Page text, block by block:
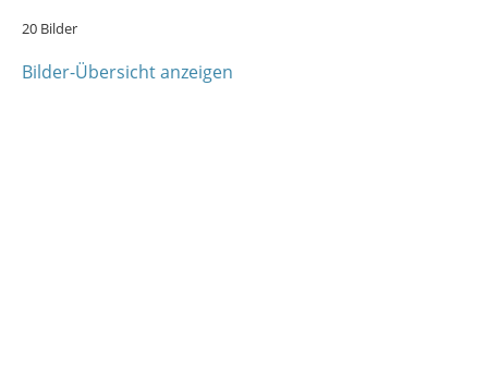
20 Bilder
Bilder-Übersicht anzeigen